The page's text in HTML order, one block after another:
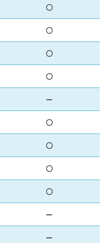
〇
〇
〇
〇
ー
〇
〇
〇
〇
ー
ー